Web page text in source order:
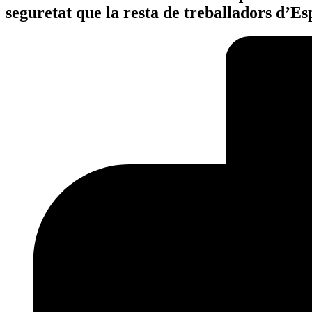
seguretat que la resta de treballadors